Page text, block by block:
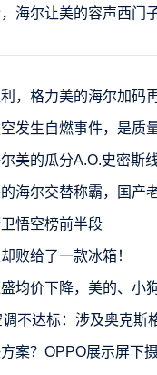
海尔让美的容声西门
，格力美的海尔加码
发生自燃事件，是质
美的瓜分A.O.史密斯
海尔交替称霸，国产
悟空榜前半段
败给了一款冰箱！
均价下降，美的、小
不达标：涉及奥克斯
案？OPPO展示屏下